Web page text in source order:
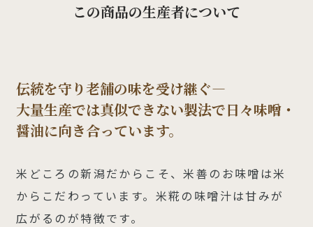
この商品の生産者について
伝統を守り老舗の味を受け継ぐ―
大量生産では真似できない製法で日々味噌・
醤油に向き合っています。
米どころの新潟だからこそ、米善のお味噌は米
からこだわっています。米糀の味噌汁は甘みが
広がるのが特徴です。